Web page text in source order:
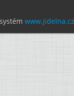
www.jidelna.cz